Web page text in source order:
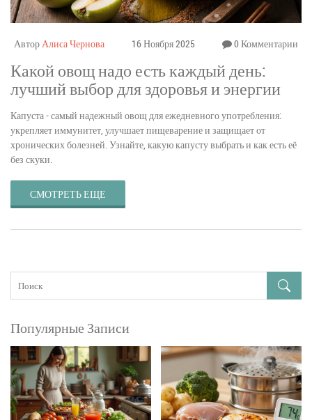
АвторАлиса Чернова 16 Ноября 2025 0 Комментарии
Какой овощ надо есть каждый день:
лучший выбор для здоровья и энергии
Капуста - самый надежный овощ для ежедневного употребления:
укрепляет иммунитет, улучшает пищеварение и защищает от
хронических болезней. Узнайте, какую капусту выбрать и как есть её
без скуки.
СМОТРЕТЬ ЕЩЕ
Популярные Записи